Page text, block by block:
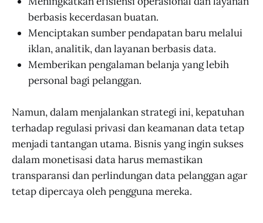
berbasis kecerdasan buatan.
Menciptakan sumber pendapatan baru melalui
iklan, analitik, dan layanan berbasis data.
Memberikan pengalaman belanja yang lebih
personal bagi pelanggan.
Namun, dalam menjalankan strategi ini, kepatuhan
terhadap regulasi privasi dan keamanan data tetap
menjadi tantangan utama. Bisnis yang ingin sukses
dalam monetisasi data harus memastikan
transparansi dan perlindungan data pelanggan agar
tetap dipercaya oleh pengguna mereka.